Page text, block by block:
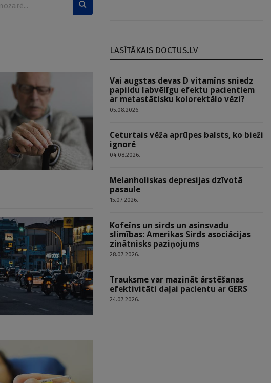
LASĪTĀKAIS DOCTUS.LV
Vai augstas devas D vitamīns sniedz
papildu labvēlīgu efektu pacientiem
ar metastātisku kolorektālo vēzi?
05.08.2026.
Ceturtais vēža aprūpes balsts, ko bieži
ignorē
04.08.2026.
Melanholiskas depresijas dzīvotā
pasaule
15.07.2026.
Kofeīns un sirds un asinsvadu
slimības: Amerikas Sirds asociācijas
zinātnisks paziņojums
28.07.2026.
Trauksme var mazināt ārstēšanas
efektivitāti daļai pacientu ar GERS
24.07.2026.